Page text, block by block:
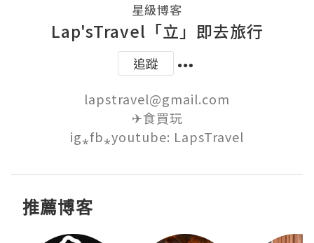
星級博客
Lap'sTravel「立」即去旅行
追蹤
lapstravel@gmail.com
✈食買玩
ig⁎fb⁎youtube: LapsTravel
推薦博客